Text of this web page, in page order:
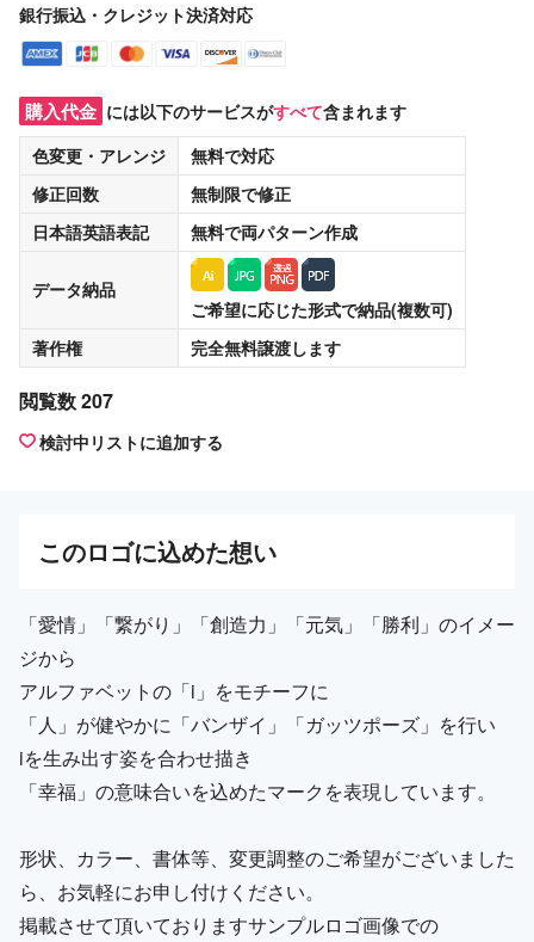
銀行振込・クレジット決済対応
購入代金 には以下のサービスがすべて含まれます
色変更・アレンジ
無料で対応
修正回数
無制限で修正
日本語英語表記
無料で両パターン作成
データ納品
ご希望に応じた形式で納品(複数可)
著作権
完全無料譲渡します
閲覧数 207
検討中リストに追加する
このロゴに込めた想い
「愛情」「繋がり」「創造力」「元気」「勝利」のイメー
ジから
アルファベットの「i」をモチーフに
「人」が健やかに「バンザイ」「ガッツポーズ」を行い
iを生み出す姿を合わせ描き
「幸福」の意味合いを込めたマークを表現しています。
形状、カラー、書体等、変更調整のご希望がございました
ら、お気軽にお申し付けください。
掲載させて頂いておりますサンプルロゴ画像での